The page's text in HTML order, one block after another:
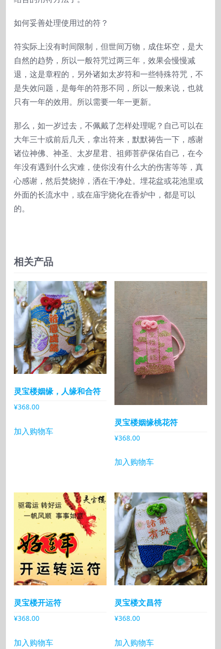
如何妥善处理使用过的符？
符实际上没有时间限制，但世间万物，成住坏空，是大
自然的趋势，所以一般符咒过两三年，效果会慢慢减
退，这是章程的，另外诸如太岁符和一些特殊符咒，不
是失效问题，是每年的符形不同，所以一般来说，也就
只有一年的效用。所以需要一年一更新。
那么，如一岁过去，不佩戴了怎样处理呢？自己可以在
大年三十或前后几天，拿出符来，默默祷告一下，感谢
诸位神佛、神圣、太岁星君、祖师菩萨保佑自己，在今
年没有遇到什么灾难，使你没有什么大的伤害等等，真
心感谢，然后焚烧掉，洒在干净处。埋花盆或花池里或
外面的长流水中，或在庙宇烧化在香炉中，都是可以
的。
相关产品
灵宝楼姻缘，人缘和合符
¥368.00
加入购物车
灵宝楼姻缘桃花符
¥368.00
加入购物车
灵宝楼开运符
¥368.00
加入购物车
灵宝楼文昌符
¥368.00
加入购物车